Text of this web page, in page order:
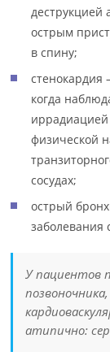
деструкцией
острым
в спину;
стенокардия
когда
иррадиацией
физической
сосудах;
острый
заболевания
У пациентов
атипично: